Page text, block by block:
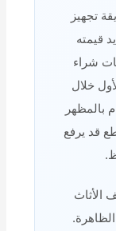
تجهيز
قيمته
شراء
خلال
بالمظهر
قد يرفع
الأثاث